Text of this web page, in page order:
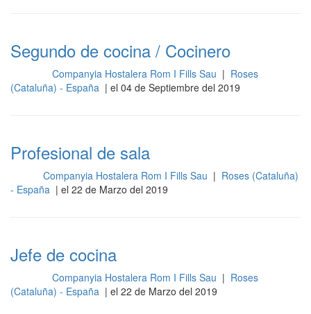
Segundo de cocina / Cocinero
Companyia Hostalera Rom I Fills Sau | Roses
(Cataluña) - España | el 04 de Septiembre del 2019
Profesional de sala
Companyia Hostalera Rom I Fills Sau | Roses (Cataluña)
- España | el 22 de Marzo del 2019
Jefe de cocina
Companyia Hostalera Rom I Fills Sau | Roses
(Cataluña) - España | el 22 de Marzo del 2019